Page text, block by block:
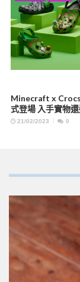
Minecraft x
式登場 入手實物
21/02/2023 0